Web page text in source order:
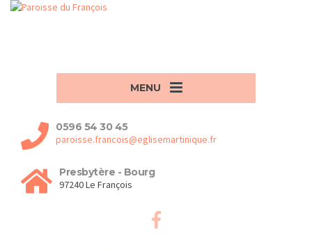
MENU
0596 54 30 45
paroisse.francois@eglisemartinique.fr
Presbytère - Bourg
97240 Le François